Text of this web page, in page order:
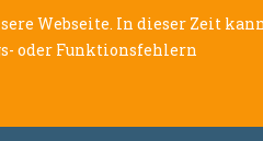
Webseite. In dieser Zeit
oder Funktionsfehlern